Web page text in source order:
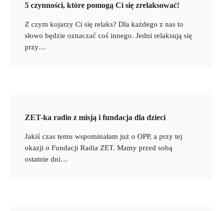
5 czynności, które pomogą Ci się zrelaksować!
Z czym kojarzy Ci się relaks? Dla każdego z nas to
słowo będzie oznaczać coś innego. Jedni relaksują się
przy…
ZET-ka radio z misją i fundacja dla dzieci
Jakiś czas temu wspominałam już o OPP, a przy tej
okazji o Fundacji Radia ZET. Mamy przed sobą
ostatnie dni…